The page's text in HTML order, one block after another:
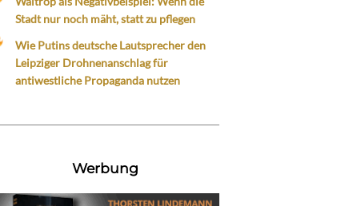
Stadt nur noch mäht, statt zu pflegen
Wie Putins deutsche Lautsprecher den
Leipziger Drohnenanschlag für
antiwestliche Propaganda nutzen
Werbung